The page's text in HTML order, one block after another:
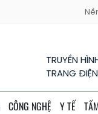
TRUYỀN
TRANG
CÔNG NGHỆ Y TẾ